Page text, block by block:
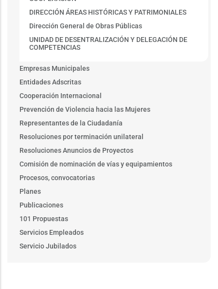
DIRECCIÓN ÁREAS HISTÓRICAS Y PATRIMONIALES
Dirección General de Obras Públicas
UNIDAD DE DESENTRALIZACIÓN Y DELEGACIÓN DE
COMPETENCIAS
Empresas Municipales
Entidades Adscritas
Cooperación Internacional
Prevención de Violencia hacia las Mujeres
Representantes de la Ciudadanía
Resoluciones por terminación unilateral
Resoluciones Anuncios de Proyectos
Comisión de nominación de vías y equipamientos
Procesos, convocatorias
Planes
Publicaciones
101 Propuestas
Servicios Empleados
Servicio Jubilados